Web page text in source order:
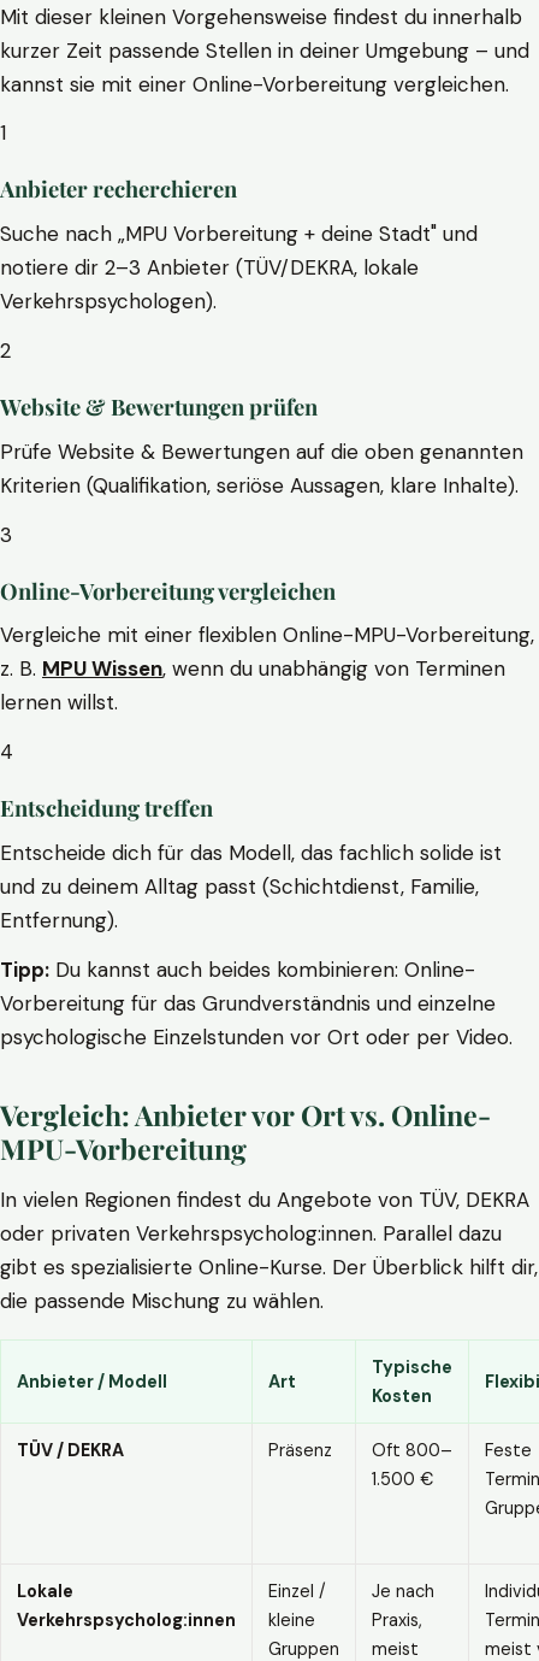
Mit dieser kleinen Vorgehensweise findest du innerhalb
kurzer Zeit passende Stellen in deiner Umgebung – und
kannst sie mit einer Online-Vorbereitung vergleichen.
1
Anbieter recherchieren
Suche nach „MPU Vorbereitung + deine Stadt" und
notiere dir 2–3 Anbieter (TÜV/DEKRA, lokale
Verkehrspsychologen).
2
Website & Bewertungen prüfen
Prüfe Website & Bewertungen auf die oben genannten
Kriterien (Qualifikation, seriöse Aussagen, klare Inhalte).
3
Online-Vorbereitung vergleichen
Vergleiche mit einer flexiblen Online-MPU-Vorbereitung,
z. B. MPU Wissen, wenn du unabhängig von Terminen
lernen willst.
4
Entscheidung treffen
Entscheide dich für das Modell, das fachlich solide ist
und zu deinem Alltag passt (Schichtdienst, Familie,
Entfernung).
Tipp: Du kannst auch beides kombinieren: Online-
Vorbereitung für das Grundverständnis und einzelne
psychologische Einzelstunden vor Ort oder per Video.
Vergleich: Anbieter vor Ort vs. Online-
MPU-Vorbereitung
In vielen Regionen findest du Angebote von TÜV, DEKRA
oder privaten Verkehrspsycholog:innen. Parallel dazu
gibt es spezialisierte Online-Kurse. Der Überblick hilft dir,
die passende Mischung zu wählen.
Anbieter / Modell Art
Typische
Kosten
TÜV / DEKRA Präsenz
Oft 800–
1.500 €
Feste
Lokale
Verkehrspsycholog:innen
Einzel /
kleine
Gruppen
Je nach
Praxis,
meist
meist